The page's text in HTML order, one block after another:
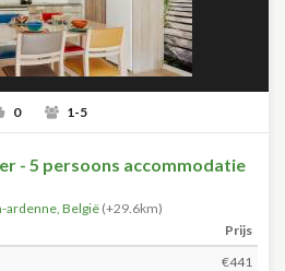
0 1-5
- 5 persoons accommodatie
ardenne, België (+29.6km)
Prijs
€441